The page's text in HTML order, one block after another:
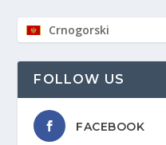
Crnogorski
FOLLOW US
FACEBOOK